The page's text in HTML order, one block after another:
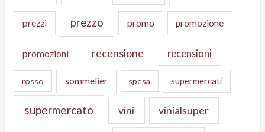
prezzi prezzo promo promozione
promozioni recensione recensioni
rosso sommelier spesa supermercati
supermercato vini vinialsuper